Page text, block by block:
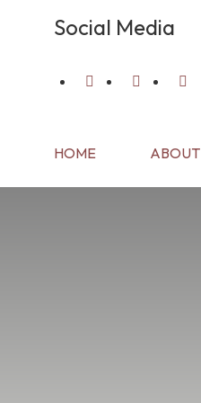
Social Media
HOME ABOUT